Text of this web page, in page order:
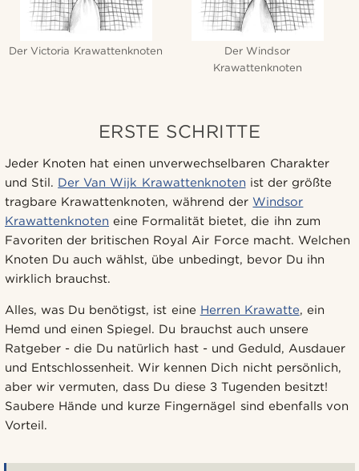
Der Victoria Krawattenknoten
Der Windsor
Krawattenknoten
ERSTE SCHRITTE
Jeder Knoten hat einen unverwechselbaren Charakter
und Stil. Der Van Wijk Krawattenknoten ist der größte
tragbare Krawattenknoten, während derWindsor
Krawattenknoten eine Formalität bietet, die ihn zum
Favoriten der britischen Royal Air Force macht. Welchen
Knoten Du auch wählst, übe unbedingt, bevor Du ihn
wirklich brauchst.
Alles, was Du benötigst, ist eine Herren Krawatte, ein
Hemd und einen Spiegel. Du brauchst auch unsere
Ratgeber - die Du natürlich hast - und Geduld, Ausdauer
und Entschlossenheit. Wir kennen Dich nicht persönlich,
aber wir vermuten, dass Du diese 3 Tugenden besitzt!
Saubere Hände und kurze Fingernägel sind ebenfalls von
Vorteil.